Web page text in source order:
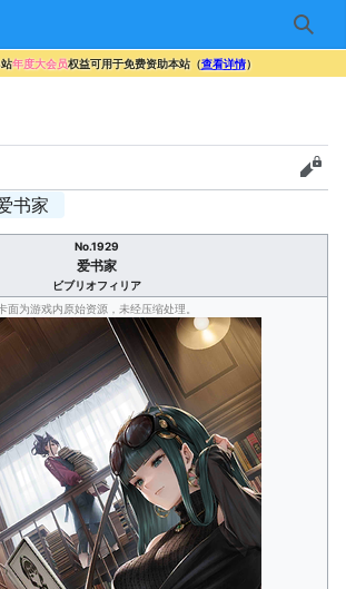
搜索
年度大会员权益可用于免费资助本站（查看详情）
查看
书家
No.1929
爱书家
ビブリオフィリア
面为游戏内原始资源，未经压缩处理。